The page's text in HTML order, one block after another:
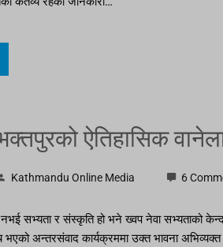
ऐतिहासिक
Kathmandu Online Media 6
नभई सभ्यता र संस्कृति हो भने ख्वप नेवा सभ्यताको
भएको अन्तरसंवाद कार्यक्रममा उक्त भावना अभिव्यक्त